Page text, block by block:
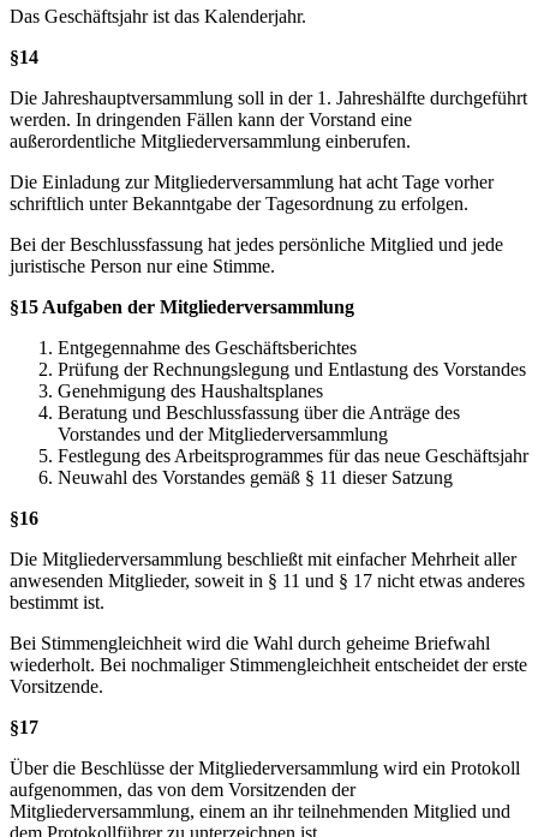
Das Geschäftsjahr ist das Kalenderjahr.
§14
Die Jahreshauptversammlung soll in der 1. Jahreshälfte durchgeführt
werden. In dringenden Fällen kann der Vorstand eine
außerordentliche Mitgliederversammlung einberufen.
Die Einladung zur Mitgliederversammlung hat acht Tage vorher
schriftlich unter Bekanntgabe der Tagesordnung zu erfolgen.
Bei der Beschlussfassung hat jedes persönliche Mitglied und jede
juristische Person nur eine Stimme.
§15 Aufgaben der Mitgliederversammlung
Entgegennahme des Geschäftsberichtes
Prüfung der Rechnungslegung und Entlastung des Vorstandes
Genehmigung des Haushaltsplanes
Beratung und Beschlussfassung über die Anträge des
Vorstandes und der Mitgliederversammlung
Festlegung des Arbeitsprogrammes für das neue Geschäftsjahr
Neuwahl des Vorstandes gemäß § 11 dieser Satzung
§16
Die Mitgliederversammlung beschließt mit einfacher Mehrheit aller
anwesenden Mitglieder, soweit in § 11 und § 17 nicht etwas anderes
bestimmt ist.
Bei Stimmengleichheit wird die Wahl durch geheime Briefwahl
wiederholt. Bei nochmaliger Stimmengleichheit entscheidet der erste
Vorsitzende.
§17
Über die Beschlüsse der Mitgliederversammlung wird ein Protokoll
aufgenommen, das von dem Vorsitzenden der
Mitgliederversammlung, einem an ihr teilnehmenden Mitglied und
dem Protokollführer zu unterzeichnen ist.